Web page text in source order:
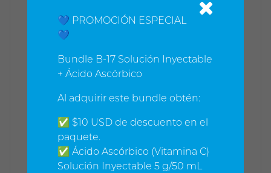
💙 PROMOCIÓN ESPECIAL
💙
Bundle B-17 Solución Inyectable
+ Ácido Ascórbico
Al adquirir este bundle obtén:
✅ $10 USD de descuento en el
paquete.
✅ Ácido Ascórbico (Vitamina C)
Solución Inyectable 5 g/50 mL